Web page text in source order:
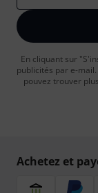
En cliquant sur
publicités par e-
pouvez trouver
Achetez et